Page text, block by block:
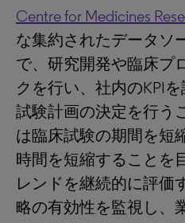
Centre for Medicines
な集約されたデータソ
で、研究開発や臨床プ
クを行い、社内のKPI
試験計画の決定を行う
は臨床試験の期間を短
時間を短縮することを
レンドを継続的に評価
略の有効性を監視し、